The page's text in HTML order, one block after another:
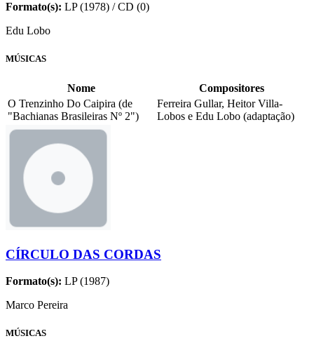
Formato(s): LP (1978) / CD (0)
Edu Lobo
MÚSICAS
Nome
Compositores
O Trenzinho Do Caipira (de
"Bachianas Brasileiras Nº 2")
Ferreira Gullar, Heitor Villa-
Lobos e Edu Lobo (adaptação)
CÍRCULO DAS CORDAS
Formato(s): LP (1987)
Marco Pereira
MÚSICAS